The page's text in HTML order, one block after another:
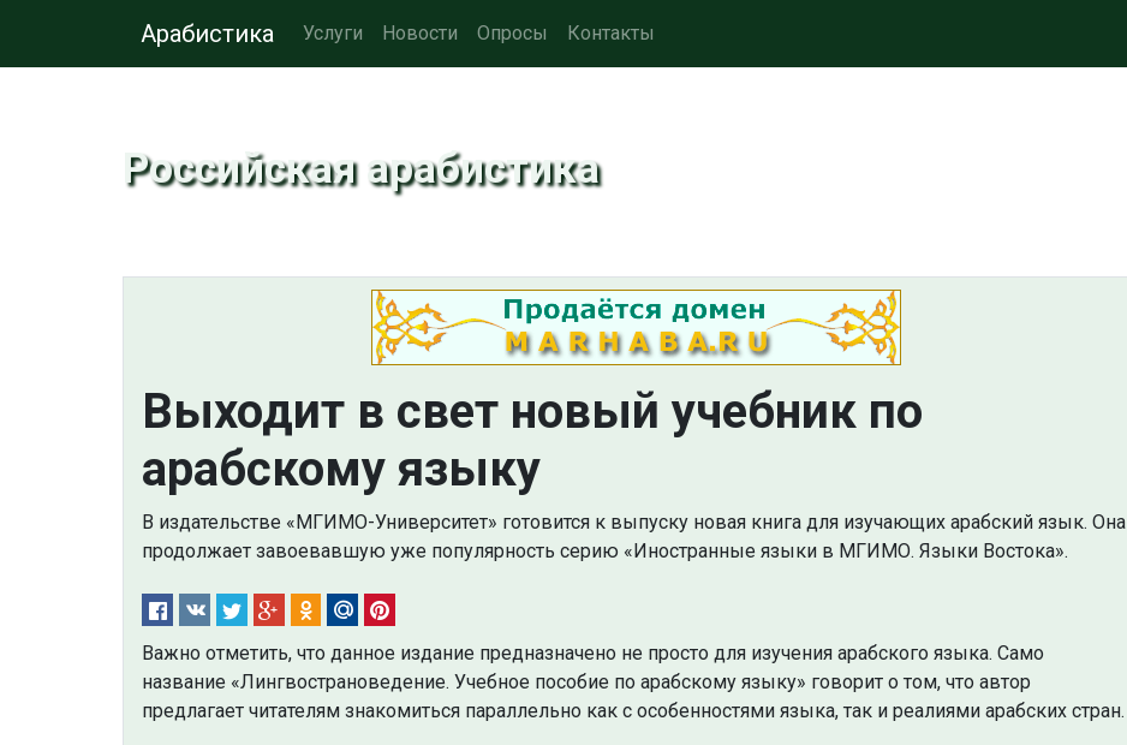
Арабистика Услуги Новости Опросы Контакты
Российская арабистика
Выходит в свет новый учебник по
арабскому языку
В издательстве «МГИМО-Университет» готовится к выпуску новая книга для изучающих арабский язык. Она
продолжает завоевавшую уже популярность серию «Иностранные языки в МГИМО. Языки Востока».
Важно отметить, что данное издание предназначено не просто для изучения арабского языка. Само
название «Лингвострановедение. Учебное пособие по арабскому языку» говорит о том, что автор
предлагает читателям знакомиться параллельно как с особенностями языка, так и реалиями арабских стран.